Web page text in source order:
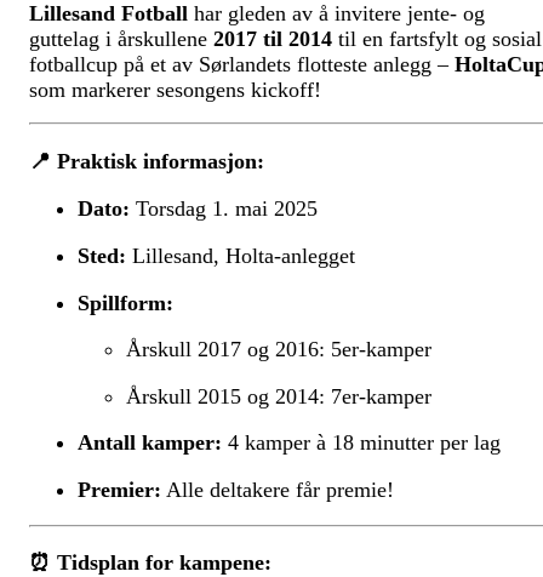
Lillesand Fotball har gleden av å invitere jente- og
guttelag i årskullene 2017 til 2014 til en fartsfylt og sosial
fotballcup på et av Sørlandets flotteste anlegg –
som markerer sesongens kickoff!
📍 Praktisk informasjon:
Dato: Torsdag 1. mai 2025
Sted: Lillesand, Holta-anlegget
Spillform:
Årskull 2017 og 2016: 5er-kamper
Årskull 2015 og 2014: 7er-kamper
Antall kamper: 4 kamper à 18 minutter per lag
Premier: Alle deltakere får premie!
⏰ Tidsplan for kampene: